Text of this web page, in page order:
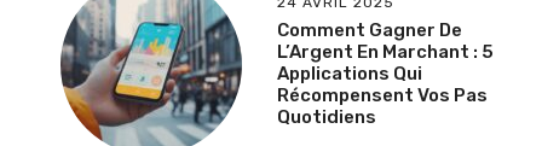
Comment Gagner De
L’Argent En Marchant : 5
Applications Qui
Récompensent Vos Pas
Quotidiens